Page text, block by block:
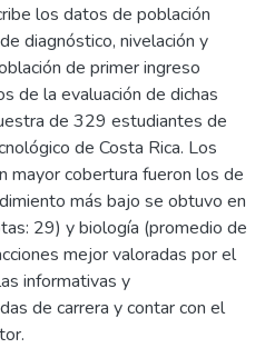
los datos de población
diagnóstico, nivelación y
de primer ingreso
de la evaluación de dichas
de 329 estudiantes de
de Costa Rica. Los
mayor cobertura fueron los de
más bajo se obtuvo en
29) y biología (promedio de
mejor valoradas por el
informativas y
de carrera y contar con el